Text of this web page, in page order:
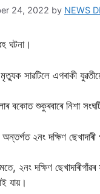
24, 2022 by NEWS
ঘটনা।
মৃত্যুক সাৱটিলে এগৰাকী
বকোত শুকুৰবাৰে নিশা
২নং দক্ষিণ
২নং দক্ষিণ
যায়।